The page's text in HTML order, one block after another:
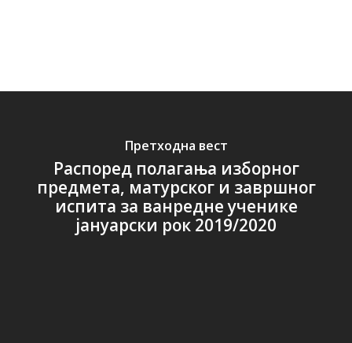
Претходна вест
Распоред полагања изборног
предмета, матурскoг и завршнoг
испита за ванредне ученике
јануарски рок 2019/2020